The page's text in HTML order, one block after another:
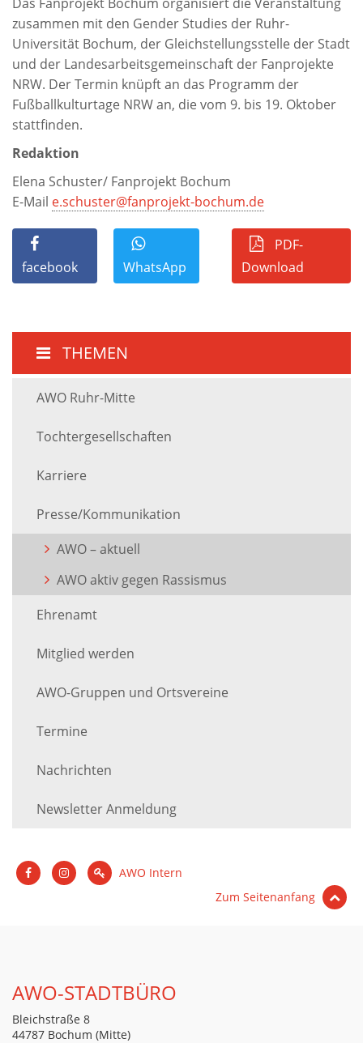
zusammen mit den Gender Studies der Ruhr-
Universität Bochum, der Gleichstellungsstelle der Stadt
und der Landesarbeitsgemeinschaft der Fanprojekte
NRW. Der Termin knüpft an das Programm der
Fußballkulturtage NRW an, die vom 9. bis 19. Oktober
stattfinden.
Redaktion
Elena Schuster/ Fanprojekt Bochum
E-Mail e.schuster@fanprojekt-bochum.de
facebook WhatsApp
PDF-
Download
THEMEN
AWO Ruhr-Mitte
Tochtergesellschaften
Karriere
Presse/Kommunikation
AWO – aktuell
AWO aktiv gegen Rassismus
Ehrenamt
Mitglied werden
AWO-Gruppen und Ortsvereine
Termine
Nachrichten
Newsletter Anmeldung
AWO Intern
Zum Seitenanfang
AWO-STADTBÜRO
Bleichstraße 8
44787 Bochum (Mitte)